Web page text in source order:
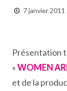
7 janvier 2011
Présentation
«WOMEN
et de la